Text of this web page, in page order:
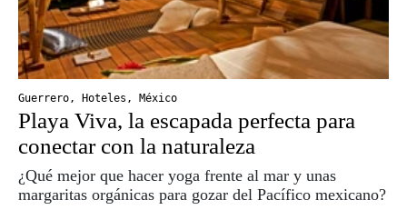
Guerrero, Hoteles , México
Playa Viva, la escapada perfecta para
conectar con la naturaleza
¿Qué mejor que hacer yoga frente al mar y unas
margaritas orgánicas para gozar del Pacífico mexicano?